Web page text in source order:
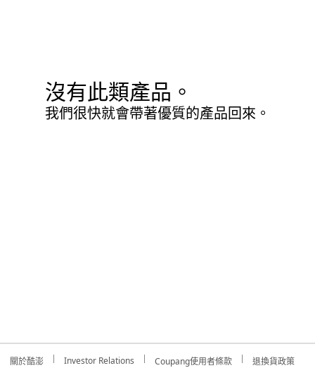
沒有此類產品。
我們很快就會帶著優質的產品回來。
關於酷澎 Investor Relations Coupang使用者條款
退換貨政策